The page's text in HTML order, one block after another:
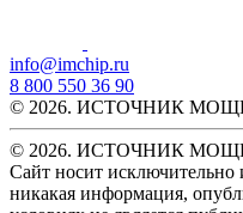
info@imchip.ru
8 800 550 36 90
© 2026. ИСТОЧНИК
© 2026. ИСТОЧНИК
Сайт носит
никакая информация,